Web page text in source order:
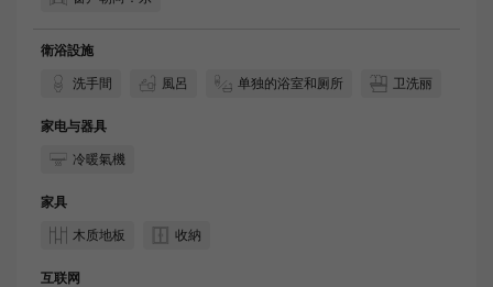
衛浴設施
洗手間
風呂 单独的浴室和厕所 卫洗丽
家电与器具
冷暖氣機
家具
木质地板
收納
互联网